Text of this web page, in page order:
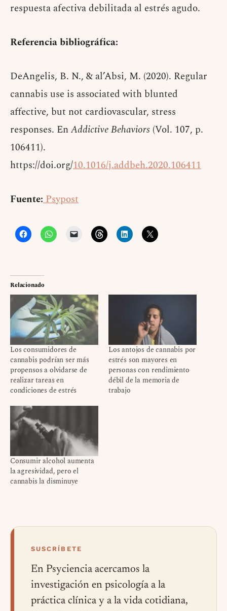
respuesta afectiva debilitada al estrés agudo.
Referencia bibliográfica:
DeAngelis, B. N., & al’Absi, M. (2020). Regular
cannabis use is associated with blunted
affective, but not cardiovascular, stress
responses. EnAddictive Behaviors (Vol. 107, p.
106411).
https://doi.org/10.1016/j.addbeh.2020.106411
Fuente:Psypost
Relacionado
Los consumidores de
cannabis podrían ser más
propensos a olvidarse de
realizar tareas en
condiciones de estrés
Los antojos de cannabis por
estrés son mayores en
personas con rendimiento
débil de la memoria de
trabajo
Consumir alcohol aumenta
la agresividad, pero el
cannabis la disminuye
SUSCRÍBETE
En Psyciencia acercamos la
investigación en psicología a la
práctica clínica y a la vida cotidiana,